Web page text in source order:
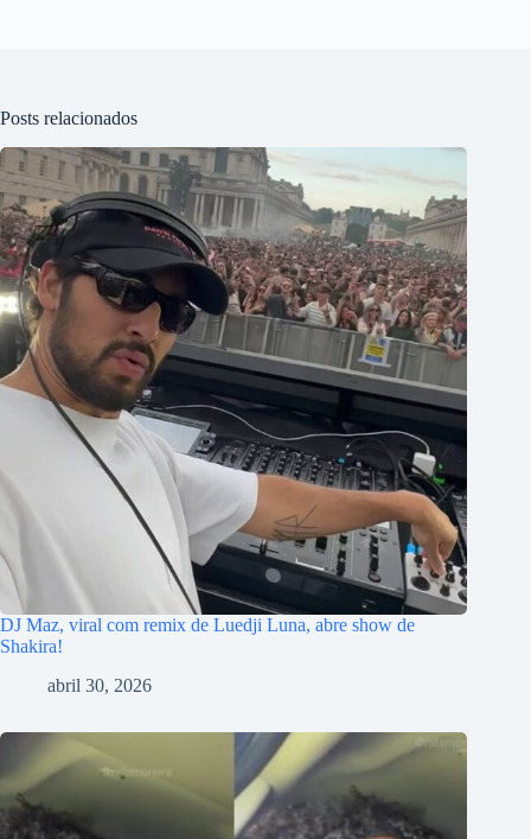
Posts relacionados
DJ Maz, viral com remix de Luedji Luna, abre show de
Shakira!
abril 30, 2026